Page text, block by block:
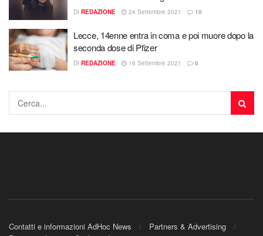
DI REDAZIONE 24 Settembre 2021 10
Lecce, 14enne entra in coma e poi muore dopo la
seconda dose di Pfizer
DI REDAZIONE 16 Settembre 2021 0
Contatti e informazioni AdHoc News
Partners & Advertising